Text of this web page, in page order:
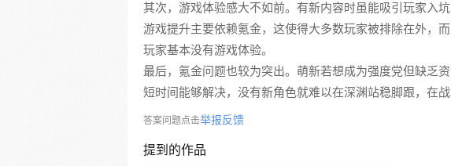
其次，游戏体验感大不如前。有新内容时虽能吸引玩家入
游戏提升主要依赖氪金，这使得大多数玩家被排除在外，
玩家基本没有游戏体验。
最后，氪金问题也较为突出。萌新若想成为强度党但缺乏
短时间能够解决，没有新角色就难以在深渊站稳脚跟，在战
答案问题点击举报反馈
提到的作品